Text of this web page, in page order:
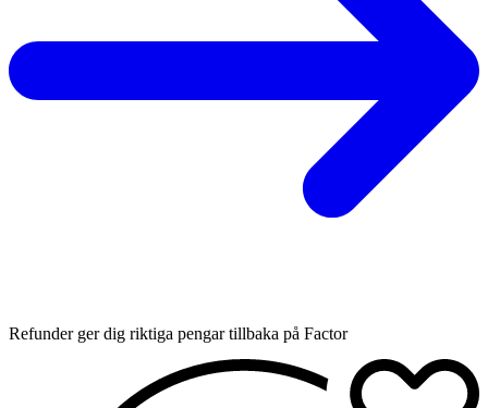
Refunder ger dig riktiga pengar tillbaka på Factor